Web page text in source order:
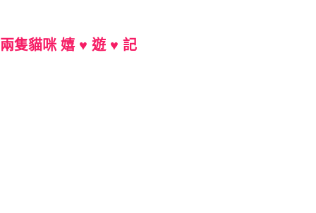
兩隻貓咪 嬉 ♥ 遊 ♥ 記